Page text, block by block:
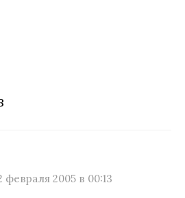
февраля 2005 в 00:13